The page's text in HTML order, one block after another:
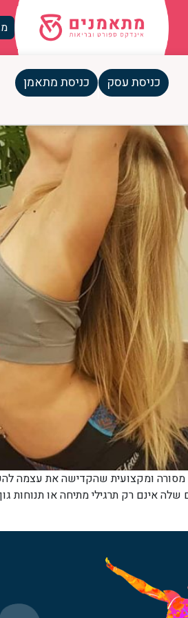
כניסת עסק כניסת מתאמן
היוגה לטבריה
מסורה ומקצועית שהקדישה את עצמה
שלה אינם רק תרגילי מתיחה או